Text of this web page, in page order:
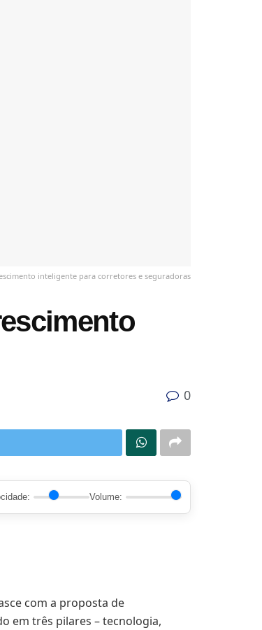
inteligente para corretores e seguradoras
0
Volume:
com a proposta de
em três pilares – tecnologia,